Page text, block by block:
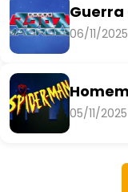
Guerra
06/11/
05/11/